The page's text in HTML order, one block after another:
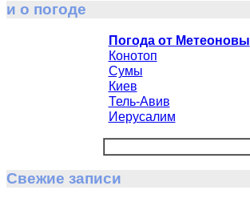
и о погоде
Погода от Метеоновы
Конотоп
Сумы
Киев
Тель-Авив
Иерусалим
Свежие записи